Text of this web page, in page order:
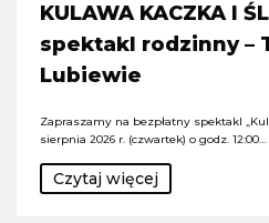
KULAWA KACZKA I
spektakl rodzinny –
Lubiewie
Zapraszamy na bezpłatny spektakl
sierpnia 2026 r. (czwartek) o godz. 12:00…
Czytaj więcej